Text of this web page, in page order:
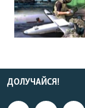
ДОЛУЧАЙСЯ!